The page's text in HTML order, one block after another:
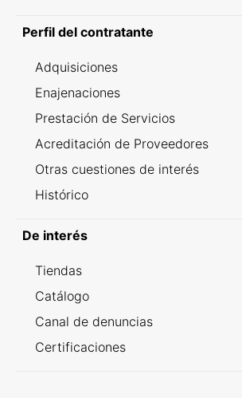
Perfil del contratante
Adquisiciones
Enajenaciones
Prestación de Servicios
Acreditación de Proveedores
Otras cuestiones de interés
Histórico
De interés
Tiendas
Catálogo
Canal de denuncias
Certificaciones